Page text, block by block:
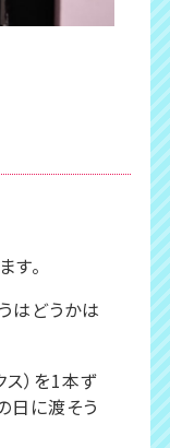
。
はどうかは
）を1本ず
日に渡そう